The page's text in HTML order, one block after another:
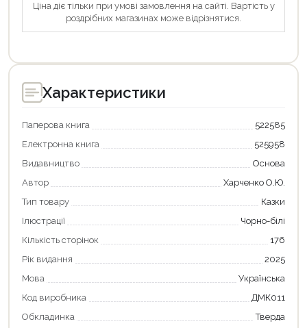
Ціна діє тільки при умові замовлення на сайті. Вартість у
роздрібних магазинах може відрізнятися.
Характеристики
Паперова книга
522585
Електронна книга
525958
Видавництво
Основа
Автор
Харченко О.Ю.
Тип товару
Казки
Ілюстрації
Чорно-білі
Кількість сторінок
176
Рік видання
2025
Мова
Українська
Код виробника
ДМК011
Обкладинка
Тверда
Продовжити покупки